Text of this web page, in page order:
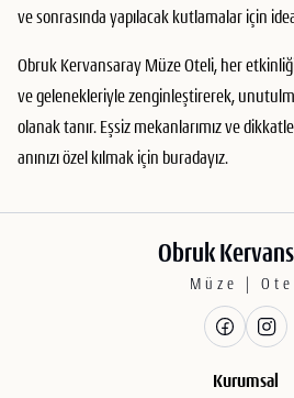
ve sonrasında yapılacak kutlamalar için
Obruk Kervansaray Müze Oteli, her
ve gelenekleriyle zenginleştirerek,
olanak tanır. Eşsiz mekanlarımız ve
anınızı özel kılmak için buradayız.
Obruk
Müze |
Kurumsal